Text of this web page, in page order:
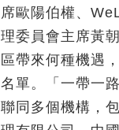
歐陽伯權、
委員會主席黃
帶來何種機遇
單。「一帶一
同多個機構，